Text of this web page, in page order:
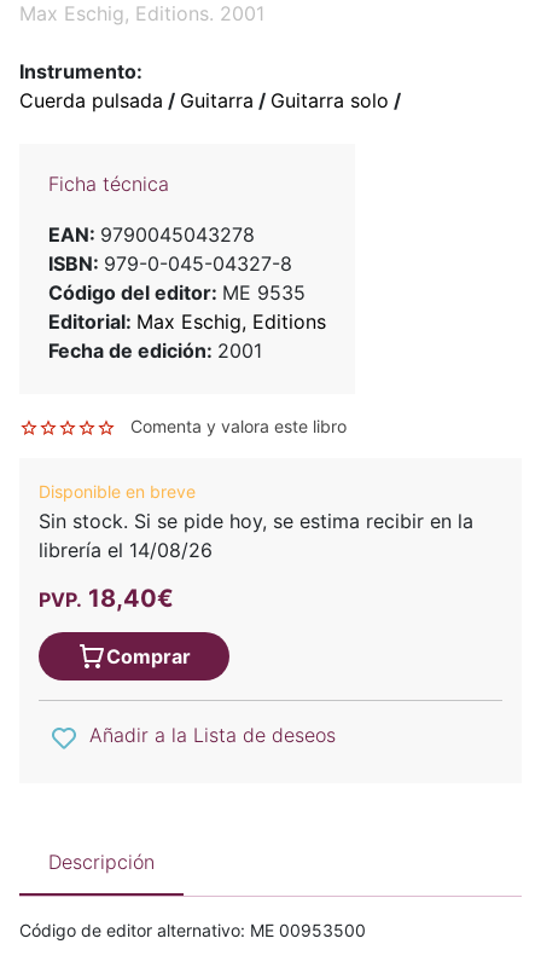
Max Eschig, Editions. 2001
Instrumento:
Cuerda pulsada / Guitarra / Guitarra solo /
Ficha técnica
EAN: 9790045043278
ISBN: 979-0-045-04327-8
Código del editor: ME 9535
Editorial: Max Eschig, Editions
Fecha de edición: 2001
Comenta y valora este libro
Disponible en breve
Sin stock. Si se pide hoy, se estima recibir en la
librería el 14/08/26
PVP. 18,40€
Comprar
Añadir a la Lista de deseos
Descripción
Código de editor alternativo: ME 00953500